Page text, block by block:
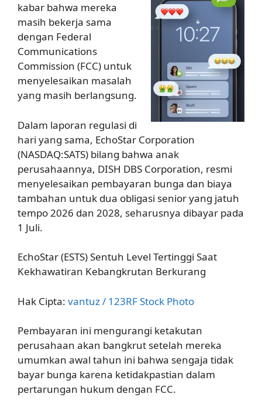
kabar bahwa mereka
masih bekerja sama
dengan Federal
Communications
Commission (FCC) untuk
menyelesaikan masalah
yang masih berlangsung.
Dalam laporan regulasi di
hari yang sama, EchoStar Corporation
(NASDAQ:SATS) bilang bahwa anak
perusahaannya, DISH DBS Corporation, resmi
menyelesaikan pembayaran bunga dan biaya
tambahan untuk dua obligasi senior yang jatuh
tempo 2026 dan 2028, seharusnya dibayar pada
1 Juli.
EchoStar (ESTS) Sentuh Level Tertinggi Saat
Kekhawatiran Kebangkrutan Berkurang
Hak Cipta: vantuz / 123RF Stock Photo
Pembayaran ini mengurangi ketakutan
perusahaan akan bangkrut setelah mereka
umumkan awal tahun ini bahwa sengaja tidak
bayar bunga karena ketidakpastian dalam
pertarungan hukum dengan FCC.